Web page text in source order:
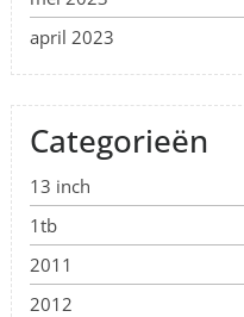
april 2023
Categorieën
13 inch
1tb
2011
2012